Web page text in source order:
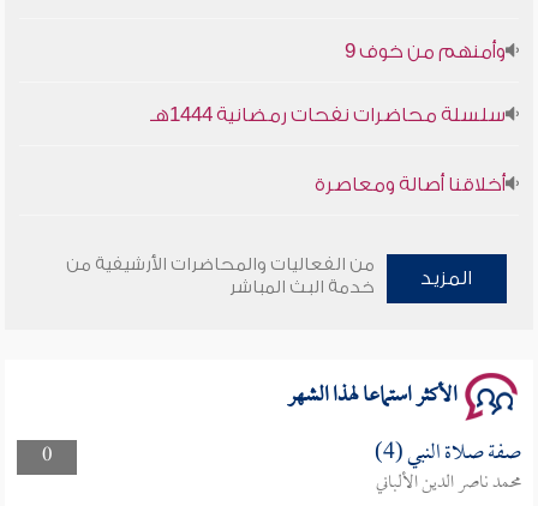
سلسلة محاضرات نفحات رمضانية 1444هـ
المزيد
من الفعاليات والمحاضرات الأرشيفية من
خدمة البث المباشر
الأكثر استماعا لهذا الشهر
0 صفة صلاة النبي (4)
محمد ناصر الدين الألباني